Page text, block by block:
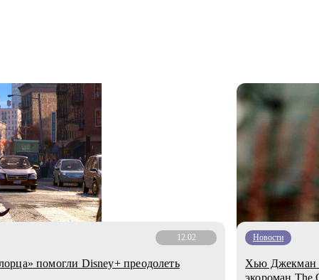
12.02
помогли Disney+ преодолеть
Новости
Хью Джекман
экороман The